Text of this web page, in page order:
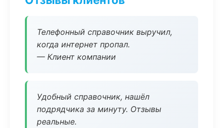
Телефонный справочник выручил,
когда интернет пропал.
— Клиент компании
Удобный справочник, нашёл
подрядчика за минуту. Отзывы
реальные.